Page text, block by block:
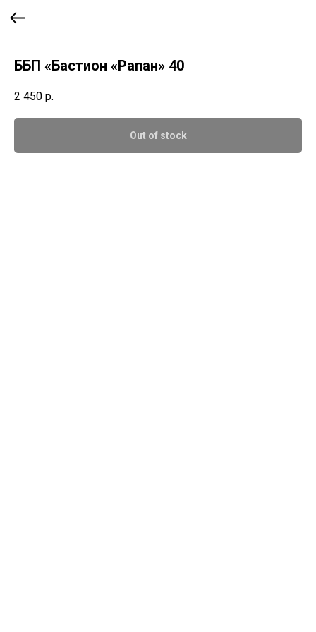
ББП «Бастион «Рапан» 40
2 450 р.
Out of stock